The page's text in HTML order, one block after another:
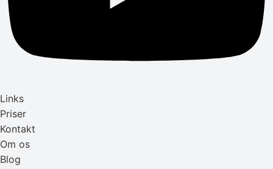
Links
Priser
Kontakt
Om os
Blog